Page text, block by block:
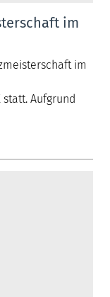
im
im
statt. Aufgrund